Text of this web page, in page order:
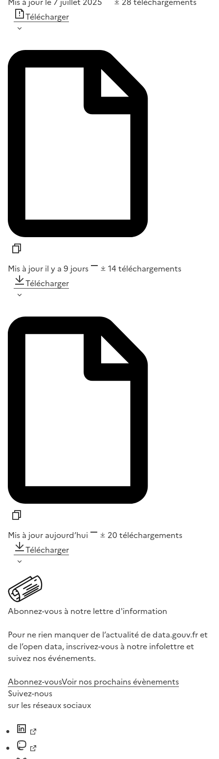
Télécharger
Mis à jour il y a 9 jours 14 téléchargements
Télécharger
Mis à jour aujourd’hui 20 téléchargements
Télécharger
Abonnez-vous à notre lettre d'information
Pour ne rien manquer de l’actualité de data.gouv.fr et
de l’open data, inscrivez-vous à notre infolettre et
suivez nos événements.
Abonnez-vousVoir nos prochains évènements
Suivez-nous
sur les réseaux sociaux